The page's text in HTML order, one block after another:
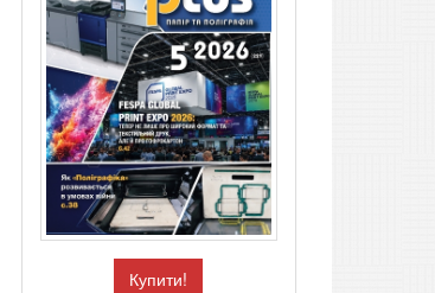
Купити!